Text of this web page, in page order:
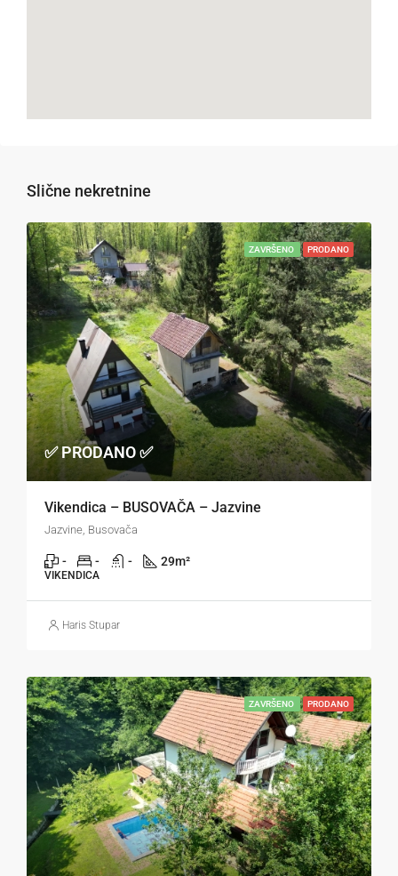
Slične nekretnine
ZAVRŠENO PRODANO
✅ PRODANO ✅
Vikendica – BUSOVAČA – Jazvine
Jazvine, Busovača
- - - 29m²
VIKENDICA
Haris Stupar
ZAVRŠENO PRODANO